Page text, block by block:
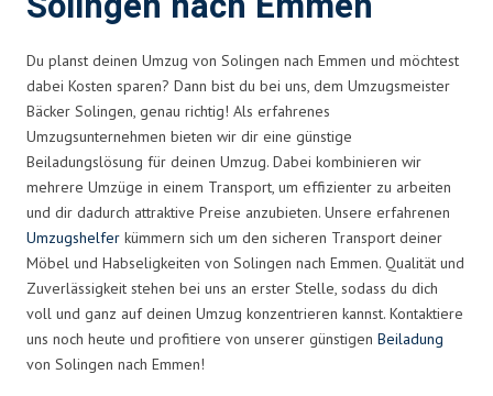
Du planst deinen Umzug von Solingen nach Emmen und möchtest
dabei Kosten sparen? Dann bist du bei uns, dem Umzugsmeister
Bäcker Solingen, genau richtig! Als erfahrenes
Umzugsunternehmen bieten wir dir eine günstige
Beiladungslösung für deinen Umzug. Dabei kombinieren wir
mehrere Umzüge in einem Transport, um effizienter zu arbeiten
und dir dadurch attraktive Preise anzubieten. Unsere erfahrenen
Umzugshelfer kümmern sich um den sicheren Transport deiner
Möbel und Habseligkeiten von Solingen nach Emmen. Qualität und
Zuverlässigkeit stehen bei uns an erster Stelle, sodass du dich
voll und ganz auf deinen Umzug konzentrieren kannst. Kontaktiere
uns noch heute und profitiere von unserer günstigen Beiladung
von Solingen nach Emmen!